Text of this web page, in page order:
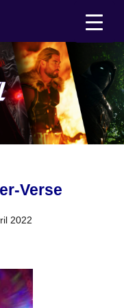
Verse
2022